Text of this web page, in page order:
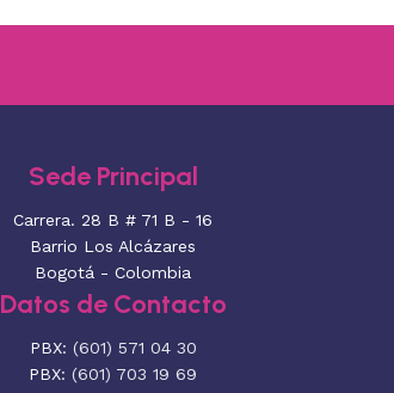
Sede Principal
Carrera. 28 B # 71 B - 16
Barrio Los Alcázares
Bogotá - Colombia
Datos de Contacto
PBX: (601) 571 04 30
PBX: (601) 703 19 69